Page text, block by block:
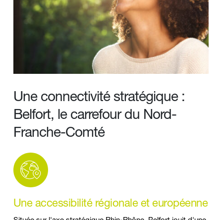
Une connectivité stratégique :
Belfort, le carrefour du Nord-
Franche-Comté
Une accessibilité régionale et européenne